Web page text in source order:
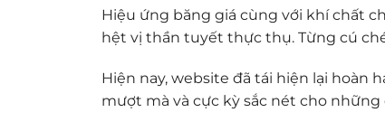
Hiệu ứng băng giá cùng với khí chất
hệt vị thần tuyết thực thụ. Từng cú
Hiện nay, website đã tái hiện lại hoàn
mượt mà và cực kỳ sắc nét cho